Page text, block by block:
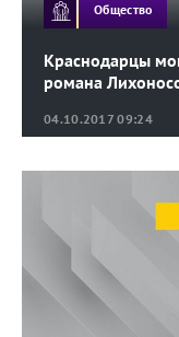
04.10.2017 09:24
Краснодарцы
романа
Общество